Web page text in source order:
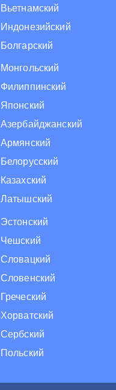
Вьетнамский
Индонезийский
Болгарский
Монгольский
Филиппинский
Японский
Азербайджанский
Армянский
Белорусский
Казахский
Латышский
Эстонский
Чешский
Словацкий
Словенский
Греческий
Хорватский
Сербский
Польский